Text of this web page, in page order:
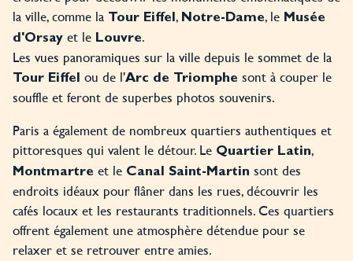
la ville, comme la Tour Eiffel, Notre-Dame, le Musée
d'Orsay et le Louvre.
Les vues panoramiques sur la ville depuis le sommet de la
Tour Eiffel ou de l'Arc de Triomphe sont à couper le
souffle et feront de superbes photos souvenirs.
Paris a également de nombreux quartiers authentiques et
pittoresques qui valent le détour. Le Quartier Latin,
Montmartre et le Canal Saint-Martin sont des
endroits idéaux pour flâner dans les rues, découvrir les
cafés locaux et les restaurants traditionnels. Ces quartiers
offrent également une atmosphère détendue pour se
relaxer et se retrouver entre amies.